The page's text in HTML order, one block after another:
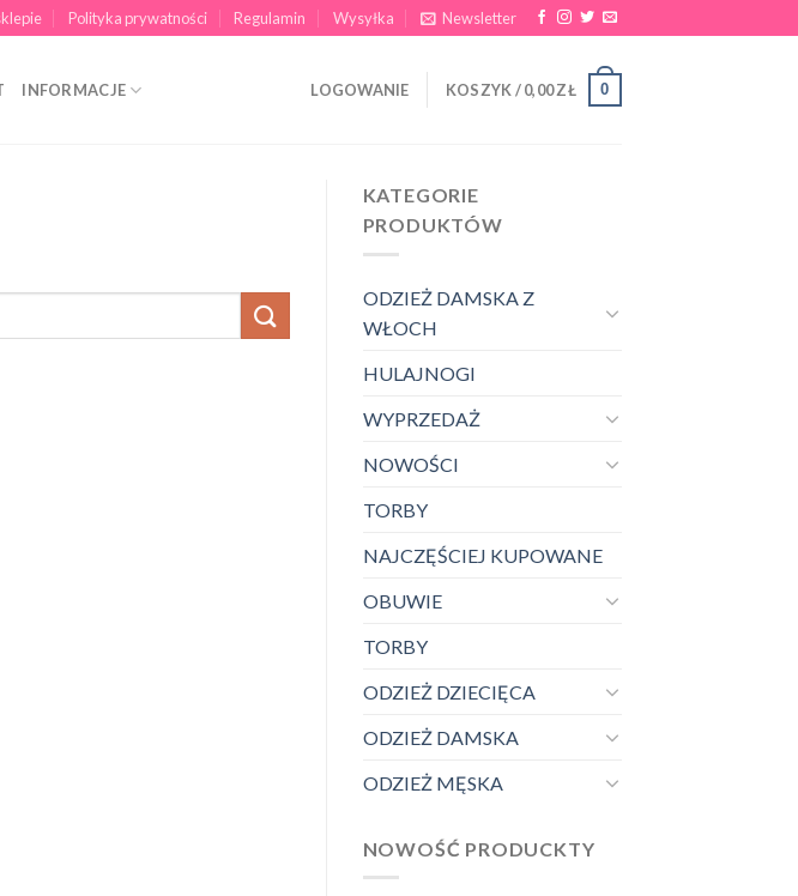
Polityka prywatności Regulamin Wysyłka Newsletter
INFORMACJE LOGOWANIE KOSZYK /0,00ZŁ 0
KATEGORIE
PRODUKTÓW
ODZIEŻ DAMSKA Z
WŁOCH
HULAJNOGI
WYPRZEDAŻ
NOWOŚCI
TORBY
NAJCZĘŚCIEJ KUPOWANE
OBUWIE
TORBY
ODZIEŻ DZIECIĘCA
ODZIEŻ DAMSKA
ODZIEŻ MĘSKA
NOWOŚĆ PRODUCKTY